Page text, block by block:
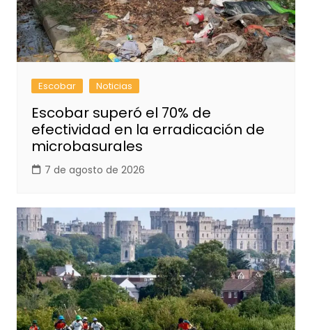
Escobar Noticias
Escobar superó el 70% de
efectividad en la erradicación de
microbasurales
7 de agosto de 2026